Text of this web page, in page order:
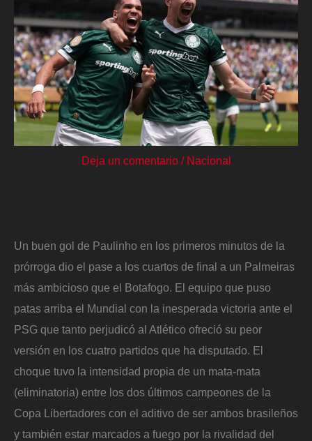
Deja un comentario / Nacional
Un buen gol de Paulinho en los primeros minutos de la
prórroga dio el pase a los cuartos de final a un Palmeiras
más ambicioso que el Botafogo. El equipo que puso
patas arriba el Mundial con la inesperada victoria ante el
PSG que tanto perjudicó al Atlético ofreció su peor
versión en los cuatro partidos que ha disputado. El
choque tuvo la intensidad propia de un mata-mata
(eliminatoria) entre los dos últimos campeones de la
Copa Libertadores con el aditivo de ser ambos brasileños
y también estar marcados a fuego por la rivalidad del